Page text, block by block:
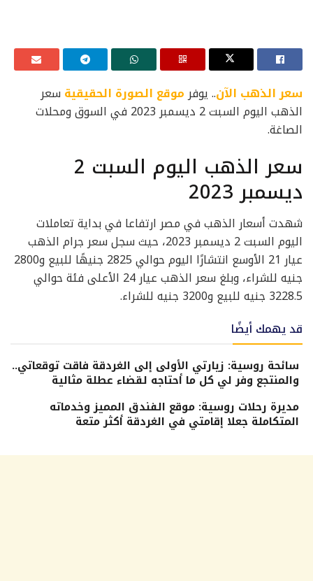
سعر الذهب الآن.. يوفرموقع الصورة الحقيقية سعر
الذهب اليوم السبت 2 ديسمبر 2023 في السوق ومحلات
الصاغة.
سعر الذهب اليوم السبت 2
ديسمبر 2023
شهدت أسعار الذهب في مصر ارتفاعا في بداية تعاملات
اليوم السبت 2 ديسمبر 2023، حيث سجل سعر جرام الذهب
عيار 21 الأوسع انتشارًا اليوم حوالي 2825 جنيهًا للبيع و2800
جنيه للشراء، وبلغ سعر الذهب عيار 24 الأعلى فئة حوالي
3228.5 جنيه للبيع و3200 جنيه للشراء.
قد يهمك أيضًا
سائحة روسية: زيارتي الأولى إلى الغردقة فاقت توقعاتي..
والمنتجع وفر لي كل ما أحتاجه لقضاء عطلة مثالية
مديرة رحلات روسية: موقع الفندق المميز وخدماته
المتكاملة جعلا إقامتي في الغردقة أكثر متعة